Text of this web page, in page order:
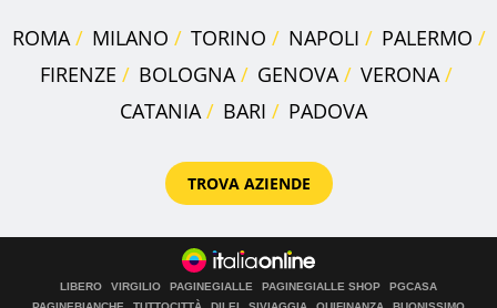
ROMA MILANO TORINO NAPOLI
PALERMO
FIRENZE
BOLOGNA GENOVA
VERONA
CATANIA
BARI PADOVA
TROVA AZIENDE
LIBERO VIRGILIO PAGINEGIALLE PAGINEGIALLE SHOP
PGCASA